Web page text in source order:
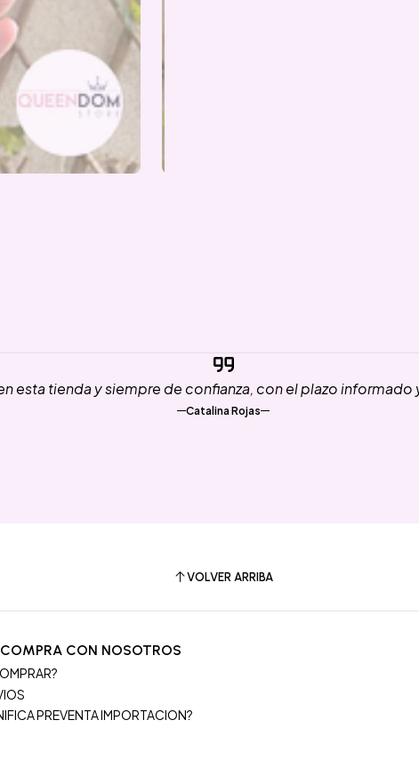
esta tienda y siempre de confianza, con el plazo
Catalina Rojas
VOLVER ARRIBA
CON NOSOTROS
PREVENTA IMPORTACION?